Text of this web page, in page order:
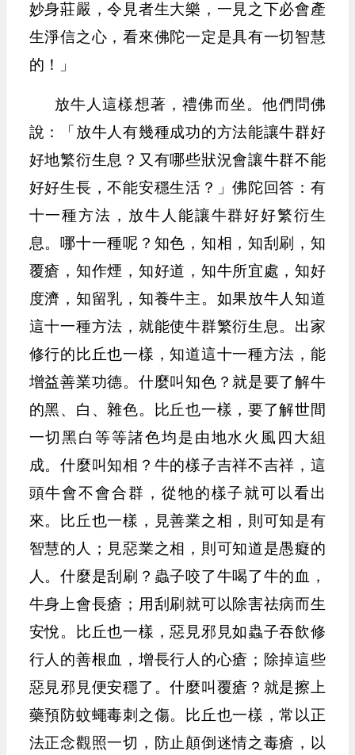
妙身莊嚴，令見者生大樂，一見之下必會產
生淨信之心，看來佛陀一定是具有一切智慧
的！」
放牛人這樣想著，禮佛而坐。他們問佛
說：「放牛人有幾種成功的方法能讓牛群好
好地繁衍生息？又有哪些狀況會讓牛群不能
好好生長，不能安穩生活？」佛陀回答：有
十一種方法，放牛人能讓牛群好好繁衍生
息。哪十一種呢？知色，知相，知刮刷，知
覆瘡，知作煙，知好道，知牛所宜處，知好
度濟，知留乳，知養牛主。如果放牛人知道
這十一種方法，就能使牛群繁衍生息。出家
修行的比丘也一樣，知道這十一種方法，能
增益善業功德。什麼叫知色？就是要了解牛
的黑、白、雜色。比丘也一樣，要了解世間
一切黑白等等諸色均是由地水火風四大組
成。什麼叫知相？牛的樣子吉祥不吉祥，這
頭牛會不會合群，從牠的樣子就可以看出
來。比丘也一樣，見善業之相，則可知是有
智慧的人；見惡業之相，則可知道是愚癡的
人。什麼是刮刷？蟲子咬了牛喝了牛的血，
牛身上會長瘡；用刮刷就可以除害祛病而生
安悅。比丘也一樣，惡見邪見如蟲子吞飲修
行人的善根血，增長行人的心瘡；除掉這些
惡見邪見便安穩了。什麼叫覆瘡？就是擦上
藥預防蚊蠅毒刺之傷。比丘也一樣，常以正
法正念觀照一切，防止顛倒迷情之毒瘡，以